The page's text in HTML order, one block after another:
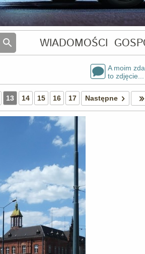
WIADOMOŚCI
A moim
to zdjęcie...
13 14 15 16 17 Następne